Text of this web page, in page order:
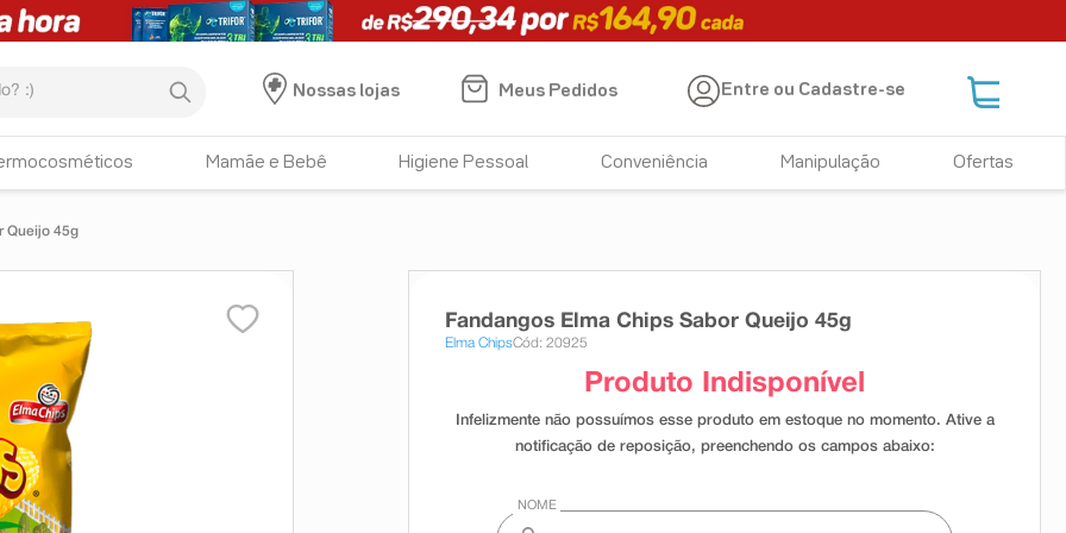
Nossas lojas
Meus Pedidos Entre ou Cadastre-se
Mamãe e Bebê Higiene Pessoal Conveniência Manipulação Ofertas
Queijo 45g
Fandangos Elma Chips Sabor Queijo 45g
Elma ChipsCód: 20925